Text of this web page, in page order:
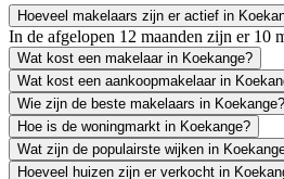
Hoeveel makelaars zijn er actief in
In de afgelopen 12 maanden zijn er 10
Wat kost een makelaar in Koekange?
Wat kost een aankoopmakelaar in
Wie zijn de beste makelaars in Koekange?
Hoe is de woningmarkt in Koekange?
Wat zijn de populairste wijken in
Hoeveel huizen zijn er verkocht in